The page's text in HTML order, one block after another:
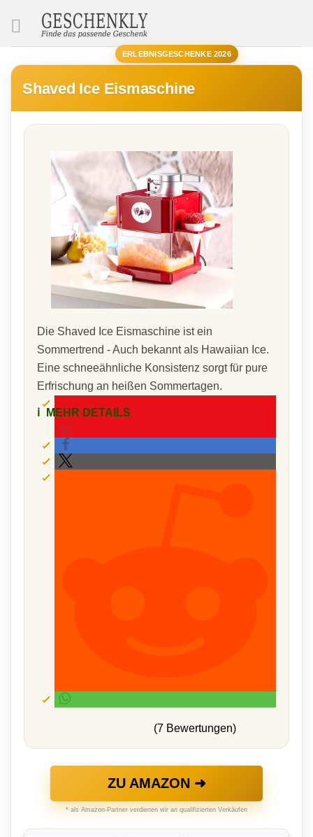
ERLEBNISGESCHENKE 2026
Shaved Ice Eismaschine
Die Shaved Ice Eismaschine ist ein
Sommertrend - Auch bekannt als Hawaiian Ice.
Eine schneeähnliche Konsistenz sorgt für pure
Erfrischung an heißen Sommertagen.
ℹ️ MEHR DETAILS
(7 Bewertungen)
ZU AMAZON ➜
* als Amazon-Partner verdienen wir an qualifizierten Verkäufen